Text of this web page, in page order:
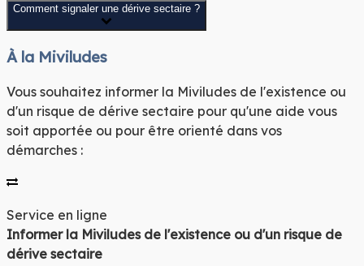
Comment signaler une dérive sectaire ?
À la Miviludes
Vous souhaitez informer la Miviludes de l'existence ou
d'un risque de dérive sectaire pour qu'une aide vous
soit apportée ou pour être orienté dans vos
démarches :
Service en ligne
Informer la Miviludes de l'existence ou d'un risque de
dérive sectaire